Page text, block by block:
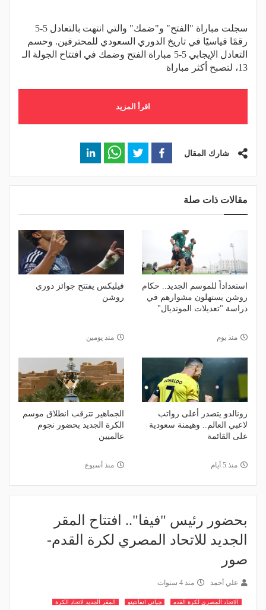
سجلت مباراة "الفتح" و"ضمك" والتي انتهت بالتعادل 5-5
رقمًا قياسيًا في تاريخ الدوري السعودي للمحترفين. وحسم
التعادل الإيجابي 5-5 مباراة الفتح وضمك في افتتاح الجولة الـ
13، لتصبح أكثر مباراة
اقرأ المزيد
شارك المقال
مقالات ذات صلة
استعداداً للموسم الجديد.. حكام
روشن يستهلون مشوارهم في
دراسة "تعديلات المونديال"
منذ يوم
فيليكس يفتتح جوائز دوري
روشن
منذ يومين
رونالدو يتصدر أعلى رواتب
لاعبي العالم.. وهيمنة سعودية
على القائمة
منذ 5 أيام
الجماهير تترقب انطلاق موسم
الكرة الجديد بحضور نجوم
عالميين
منذ أسبوع
بحضور رئيس "فيفا".. افتتاح المقر
الجديد للاتحاد المصري لكرة القدم-
صور
علي أحمد منذ 4 سنوات
الاتحاد المصري لكرة القدم جياني انفانتينو المقر الجديد لاتحاد الكرة